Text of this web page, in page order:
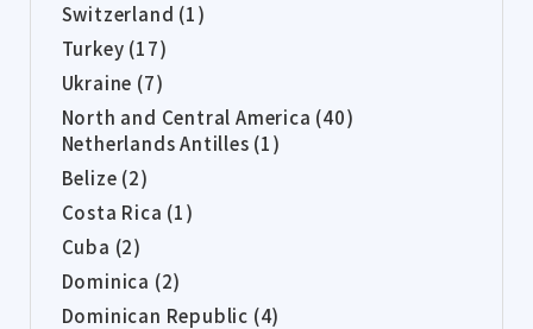
Switzerland (1)
Turkey (17)
Ukraine (7)
North and Central America (40)
Netherlands Antilles (1)
Belize (2)
Costa Rica (1)
Cuba (2)
Dominica (2)
Dominican Republic (4)